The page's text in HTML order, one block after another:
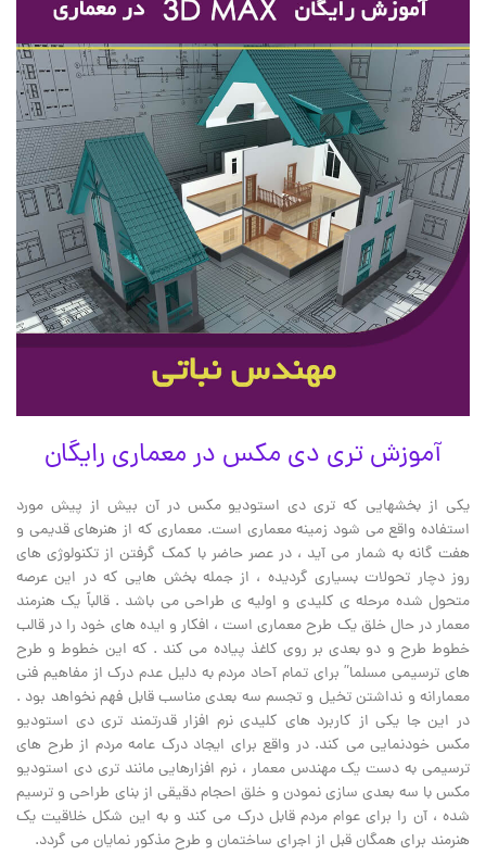
آموزش تری دی مکس در معماری رایگان
یکی از بخشهایی که تری دی استودیو مکس در آن بیش از پیش مورد
استفاده واقع می شود زمینه معماری است. معماری که از هنرهای قدیمی و
هفت گانه به شمار می آید ، در عصر حاضر با کمک گرفتن از تکنولوژی های
روز دچار تحولات بسیاری گردیده ، از جمله بخش هایی که در این عرصه
متحول شده مرحله ی کلیدی و اولیه ی طراحی می باشد . قالباً یک هنرمند
معمار در حال خلق یک طرح معماری است ، افکار و ایده های خود را در قالب
خطوط طرح و دو بعدی بر روی کاغذ پیاده می کند . که این خطوط و طرح
های ترسیمی مسلما” برای تمام آحاد مردم به دلیل عدم درک از مفاهیم فنی
معمارانه و نداشتن تخیل و تجسم سه بعدی مناسب قابل فهم نخواهد بود .
در این جا یکی از کاربرد های کلیدی نرم افزار قدرتمند تری دی استودیو
مکس خودنمایی می کند. در واقع برای ایجاد درک عامه مردم از طرح های
ترسیمی به دست یک مهندس معمار ، نرم افزارهایی مانند تری دی استودیو
مکس با سه بعدی سازی نمودن و خلق احجام دقیقی از بنای طراحی و ترسیم
شده ، آن را برای عوام مردم قابل درک می کند و به این شکل خلاقیت یک
هنرمند برای همگان قبل از اجرای ساختمان و طرح مذکور نمایان می گردد.